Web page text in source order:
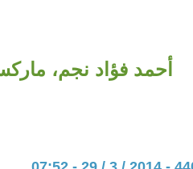
أحمد فؤاد نجم،